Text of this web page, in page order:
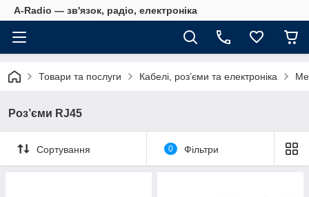
A-Radio — зв'язок, радіо, електроніка
Товари та послуги Кабелі, роз’єми та електроніка
Роз’єми RJ45
Сортування 0 Фільтри